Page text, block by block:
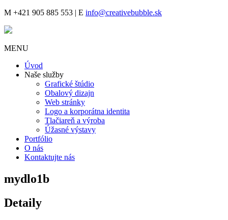
M +421 905 885 553 | E info@creativebubble.sk
MENU
Úvod
Naše služby
Grafické štúdio
Obalový dizajn
Web stránky
Logo a korporátna identita
Tlačiareň a výroba
Úžasné výstavy
Portfólio
O nás
Kontaktujte nás
mydlo1b
Detaily